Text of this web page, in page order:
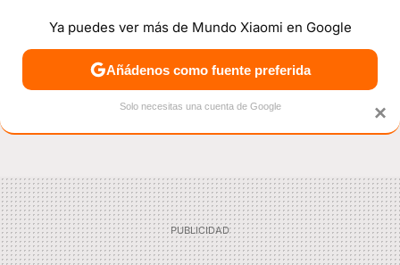
NOTICIAS MÓVILES TUTORIALES OFERTAS
×
Ya puedes ver más de Mundo Xiaomi en Google
Añádenos como fuente preferida
Solo necesitas una cuenta de Google